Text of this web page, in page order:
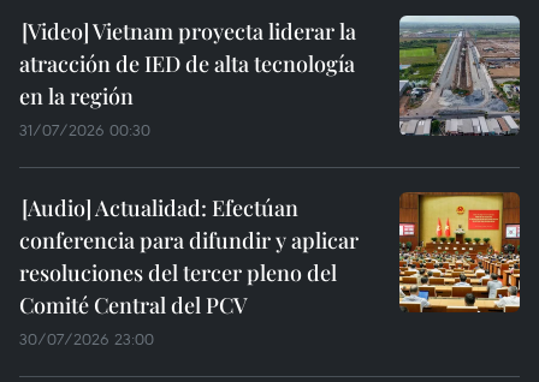
Vietnam proyecta liderar la
atracción de IED de alta tecnología
en la región
31/07/2026 00:30
Actualidad: Efectúan
conferencia para difundir y aplicar
resoluciones del tercer pleno del
Comité Central del PCV
30/07/2026 23:00